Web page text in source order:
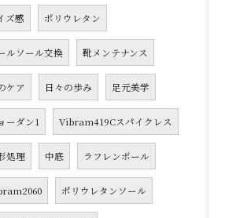
ズ感 ポリウレタン
ルソール交換 靴メンテナンス
ケア 日々の歩み 足元美学
ーダン1 Vibram419Cスパイクレス
処理 中底 ラフレンボール
ポリウレタンソール